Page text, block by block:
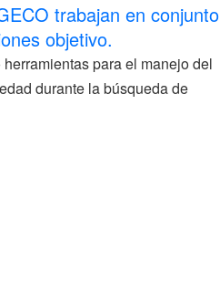
trabajan en conjunto
objetivo.
para el manejo del
durante la búsqueda de